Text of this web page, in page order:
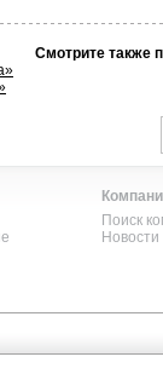
Смотрите также
Поиск